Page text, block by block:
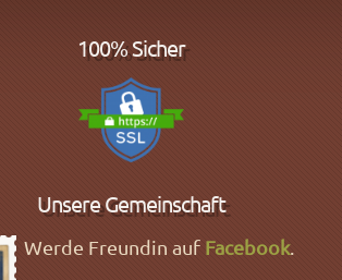
100% Sicher
Unsere Gemeinschaft
Werde Freundin auf Facebook.